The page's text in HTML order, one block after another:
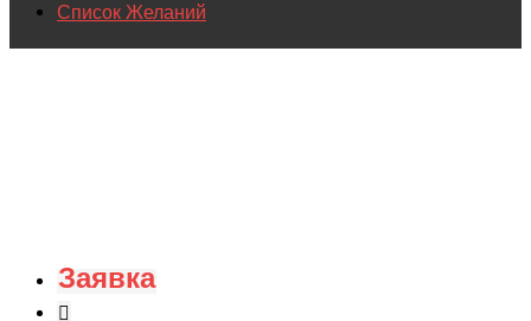
Список Желаний
Заявка